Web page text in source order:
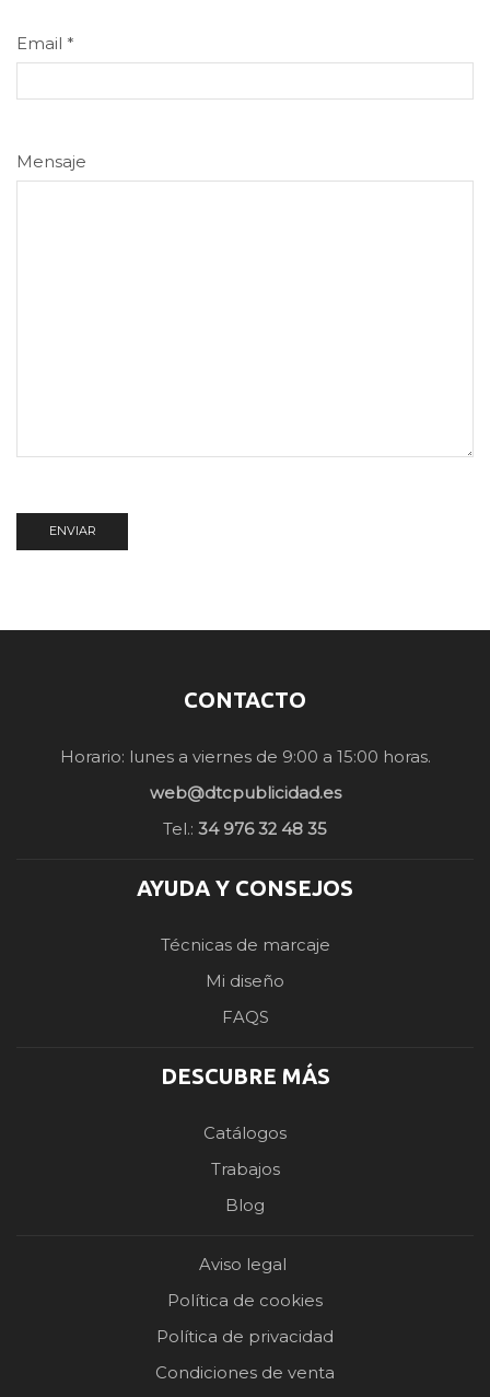
Email *
Mensaje
CONTACTO
Horario: lunes a viernes de 9:00 a 15:00 horas.
web@dtcpublicidad.es
Tel.: 34 976 32 48 35
AYUDA Y CONSEJOS
Técnicas de marcaje
Mi diseño
FAQS
DESCUBRE MÁS
Catálogos
Trabajos
Blog
Aviso legal
Política de cookies
Política de privacidad
Condiciones de venta